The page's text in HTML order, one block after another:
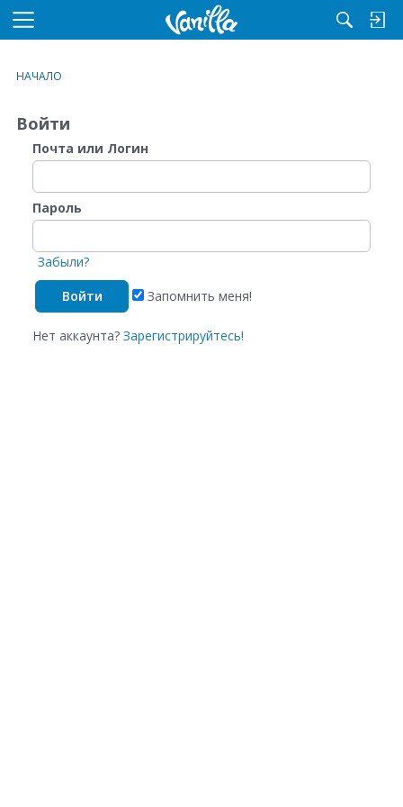
M
u
НАЧАЛО
Войти
Почта или Логин
Пароль
Забыли?
Запомнить меня!
Нет аккаунта? Зарегистрируйтесь!